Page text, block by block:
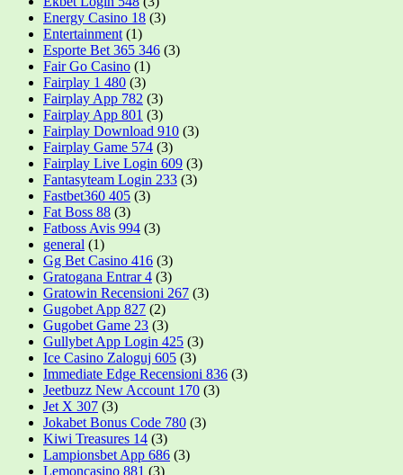
Energy Casino 18 (3)
Entertainment (1)
Esporte Bet 365 346 (3)
Fair Go Casino (1)
Fairplay 1 480 (3)
Fairplay App 782 (3)
Fairplay App 801 (3)
Fairplay Download 910 (3)
Fairplay Game 574 (3)
Fairplay Live Login 609 (3)
Fantasyteam Login 233 (3)
Fastbet360 405 (3)
Fat Boss 88 (3)
Fatboss Avis 994 (3)
general (1)
Gg Bet Casino 416 (3)
Gratogana Entrar 4 (3)
Gratowin Recensioni 267 (3)
Gugobet App 827 (2)
Gugobet Game 23 (3)
Gullybet App Login 425 (3)
Ice Casino Zaloguj 605 (3)
Immediate Edge Recensioni 836 (3)
Jeetbuzz New Account 170 (3)
Jet X 307 (3)
Jokabet Bonus Code 780 (3)
Kiwi Treasures 14 (3)
Lampionsbet App 686 (3)
Lemoncasino 881 (3)